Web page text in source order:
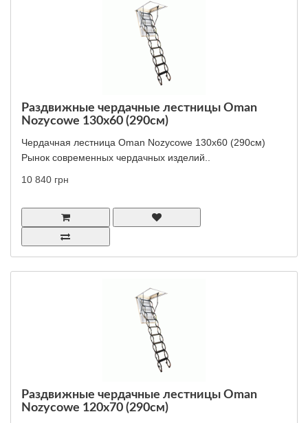
Раздвижные чердачные лестницы Oman
Nozycowe 130x60 (290см)
Чердачная лестница Oman Nozycowe 130x60 (290см)
Рынок современных чердачных изделий..
10 840 грн
Раздвижные чердачные лестницы Oman
Nozycowe 120x70 (290см)